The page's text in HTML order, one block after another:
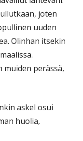
joten
uuden
Olinhan itsekin
perässä,
askel osui
huolia,